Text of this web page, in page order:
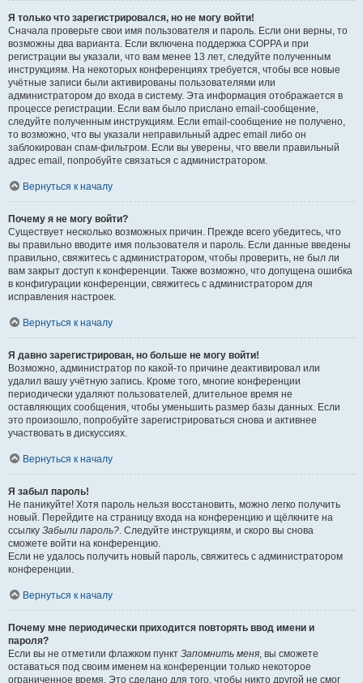
Я только что зарегистрировался, но не могу войти!
Сначала проверьте свои имя пользователя и пароль. Если они верны, то
возможны два варианта. Если включена поддержка COPPA и при
регистрации вы указали, что вам менее 13 лет, следуйте полученным
инструкциям. На некоторых конференциях требуется, чтобы все новые
учётные записи были активированы пользователями или
администратором до входа в систему. Эта информация отображается в
процессе регистрации. Если вам было прислано email-сообщение,
следуйте полученным инструкциям. Если email-сообщение не получено,
то возможно, что вы указали неправильный адрес email либо он
заблокирован спам-фильтром. Если вы уверены, что ввели правильный
адрес email, попробуйте связаться с администратором.
Вернуться к началу
Почему я не могу войти?
Существует несколько возможных причин. Прежде всего убедитесь, что
вы правильно вводите имя пользователя и пароль. Если данные введены
правильно, свяжитесь с администратором, чтобы проверить, не был ли
вам закрыт доступ к конференции. Также возможно, что допущена ошибка
в конфигурации конференции, свяжитесь с администратором для
исправления настроек.
Вернуться к началу
Я давно зарегистрирован, но больше не могу войти!
Возможно, администратор по какой-то причине деактивировал или
удалил вашу учётную запись. Кроме того, многие конференции
периодически удаляют пользователей, длительное время не
оставляющих сообщения, чтобы уменьшить размер базы данных. Если
это произошло, попробуйте зарегистрироваться снова и активнее
участвовать в дискуссиях.
Вернуться к началу
Я забыл пароль!
Не паникуйте! Хотя пароль нельзя восстановить, можно легко получить
новый. Перейдите на страницу входа на конференцию и щёлкните на
ссылку Забыли пароль?. Следуйте инструкциям, и скоро вы снова
сможете войти на конференцию.
Если не удалось получить новый пароль, свяжитесь с администратором
конференции.
Вернуться к началу
Почему мне периодически приходится повторять ввод имени и
пароля?
Если вы не отметили флажком пункт Запомнить меня, вы сможете
оставаться под своим именем на конференции только некоторое
ограниченное время. Это сделано для того, чтобы никто другой не смог